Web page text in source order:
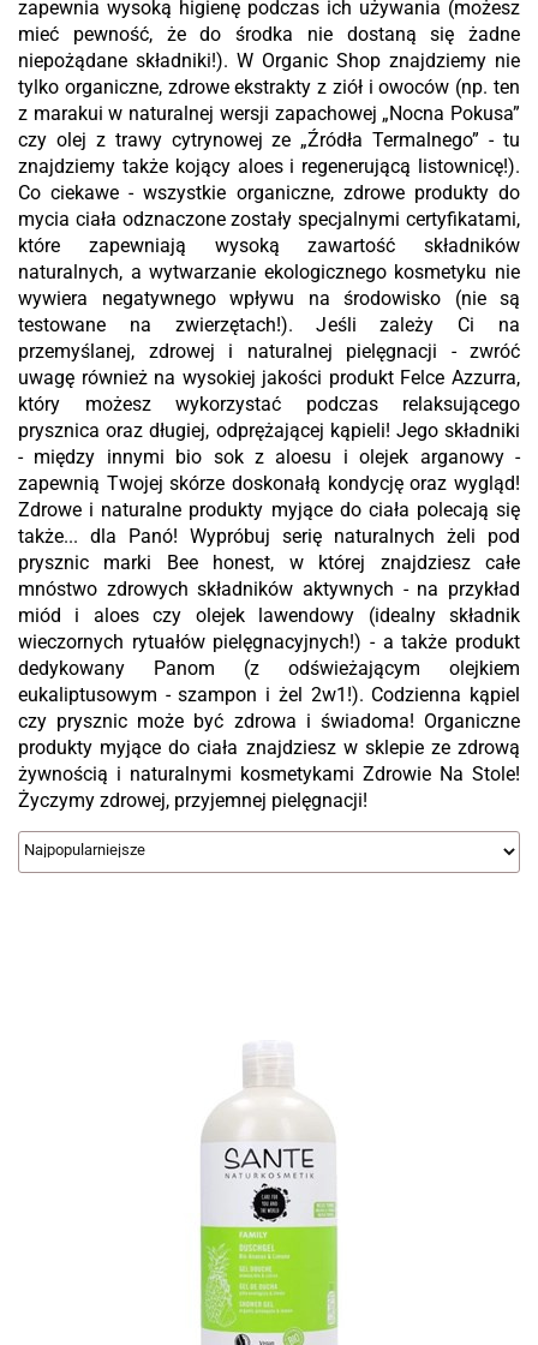
zapewnia wysoką higienę podczas ich używania (możesz
mieć pewność, że do środka nie dostaną się żadne
niepożądane składniki!). W Organic Shop znajdziemy nie
tylko organiczne, zdrowe ekstrakty z ziół i owoców (np. ten
z marakui w naturalnej wersji zapachowej „Nocna Pokusa”
czy olej z trawy cytrynowej ze „Źródła Termalnego” - tu
znajdziemy także kojący aloes i regenerującą listownicę!).
Co ciekawe - wszystkie organiczne, zdrowe produkty do
mycia ciała odznaczone zostały specjalnymi certyfikatami,
które zapewniają wysoką zawartość składników
naturalnych, a wytwarzanie ekologicznego kosmetyku nie
wywiera negatywnego wpływu na środowisko (nie są
testowane na zwierzętach!). Jeśli zależy Ci na
przemyślanej, zdrowej i naturalnej pielęgnacji - zwróć
uwagę również na wysokiej jakości produkt Felce Azzurra,
który możesz wykorzystać podczas relaksującego
prysznica oraz długiej, odprężającej kąpieli! Jego składniki
- między innymi bio sok z aloesu i olejek arganowy -
zapewnią Twojej skórze doskonałą kondycję oraz wygląd!
Zdrowe i naturalne produkty myjące do ciała polecają się
także... dla Panó! Wypróbuj serię naturalnych żeli pod
prysznic marki Bee honest, w której znajdziesz całe
mnóstwo zdrowych składników aktywnych - na przykład
miód i aloes czy olejek lawendowy (idealny składnik
wieczornych rytuałów pielęgnacyjnych!) - a także produkt
dedykowany Panom (z odświeżającym olejkiem
eukaliptusowym - szampon i żel 2w1!). Codzienna kąpiel
czy prysznic może być zdrowa i świadoma! Organiczne
produkty myjące do ciała znajdziesz w sklepie ze zdrową
żywnością i naturalnymi kosmetykami Zdrowie Na Stole!
Życzymy zdrowej, przyjemnej pielęgnacji!